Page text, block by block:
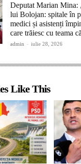
Deputat Marian
lui Bolojan: spitale în
medici și asistenți
care trăiesc cu teama
admin - iulie 28, 2026
Like This